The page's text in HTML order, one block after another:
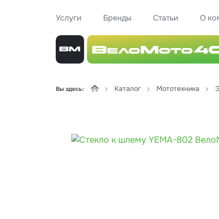
Услуги Бренды Статьи О
Вы здесь: Каталог Мототехника